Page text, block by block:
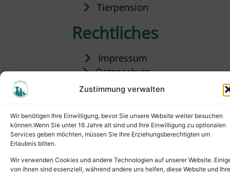
Zustimmung verwalten
Wir benötigen Ihre Einwilligung, bevor Sie unsere Website weiter besuchen
können.Wenn Sie unter 16 Jahre alt sind und Ihre Einwilligung zu optionalen
Services geben möchten, müssen Sie Ihre Erziehungsberechtigten um
Erlaubnis bitten.
Wir verwenden Cookies und andere Technologien auf unserer Website.
von ihnen sind essenziell, während andere uns helfen, diese Website und Ihre
Tierpension
Rechtliches
Impressum
Datenschutz
Satzung